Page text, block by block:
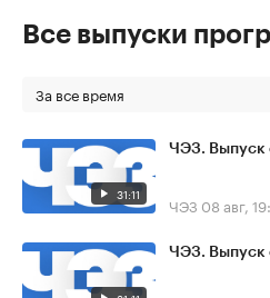
Все выпуски
За все время
31:11
ЧЭЗ. Выпуск
ЧЭЗ 08 авг,
ЧЭЗ. Выпуск